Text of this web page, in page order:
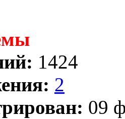
1424
2
09